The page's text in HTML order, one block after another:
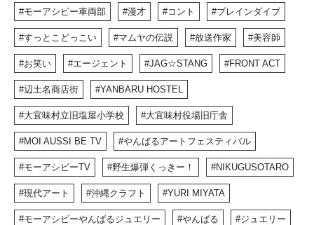
モーアシビー車両部 漫才 コント ブレインダイブ
すっとこどっこい マムヤの伝説 放送作家 美容師
お笑い エージェント JAG☆STANG FRONT ACT
辺土名商店街 YANBARU HOSTEL
大宜味村立旧塩屋小学校 大宜味村役場旧庁舎
MOI AUSSI BE TV やんばるアートフェスティバル
モーアシビーTV 野生爆弾くっきー！ NIKUGUSOTARO
現代アート 沖縄クラフト YURI MIYATA
モーアシビーやんばるジュエリー やんばる ジュエリー